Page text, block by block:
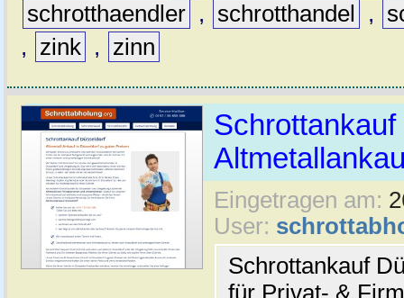
schrotthaendler , schrotthandel ,
,
zink , zinn
Schrottankauf
Eingetragen am:
User:
Schrottankauf
für Privat- &